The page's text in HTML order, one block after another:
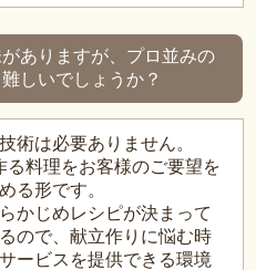
ありますが、プロ並みの
しいでしょうか？
術は必要ありません。
料理をお客様のご要望を
る形です。
かじめレシピが決まって
ので、献立作りに悩む時
ービスを提供できる環境